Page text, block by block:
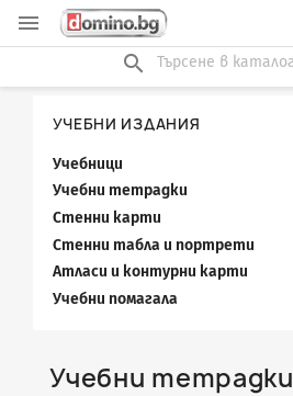

search
УЧЕБНИ ИЗДАНИЯ
Учебници
Учебни тетрадки
Стенни карти
Стенни табла и портрети
Атласи и контурни карти
Учебни помагала
Учебни тетрадки